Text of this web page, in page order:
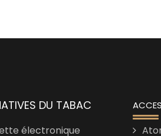
DU TABAC
électronique